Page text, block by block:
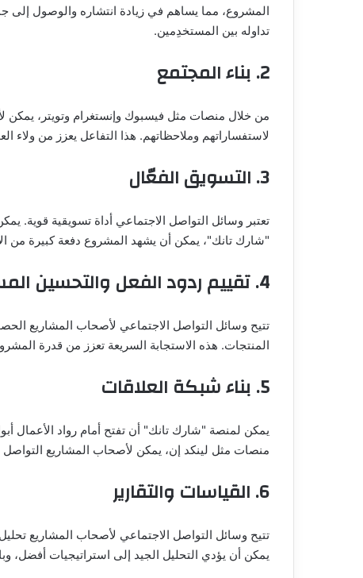
المشروع، مما يساهم في زيادة انتشاره والوصول إلى
تداوله بين المستخدِمين.
2. بناء المجتمع
من خلال منصات مثل فيسبوك وإنستغرام وتويتر، يمكن
لاستفساراتهم وملاحظاتهم. هذا التفاعل يعزز من ولاء
3. التسويق الفعّال
تعتبر وسائل التواصل الاجتماعي أداة تسويقية قوية.
"شارك تانك"، يمكن أن يشهد المشروع دفعة كبيرة من
4. تقييم ردود الفعل والتحسين المستمر
تتيح وسائل التواصل الاجتماعي لأصحاب المشاريع
المنتجات. هذه الاستجابة السريعة تعزز من قدرة
5. بناء شبكة العلاقات
يمكن لمنصة "شارك تانك" أن تفتح أمام رواد الأعمال
منصات مثل لينكد إن، يمكن لأصحاب المشاريع التواصل
6. القياسات والتقارير
تتيح وسائل التواصل الاجتماعي لأصحاب المشاريع
يمكن أن يؤدي التحليل الجيد إلى استراتيجيات أفضل،